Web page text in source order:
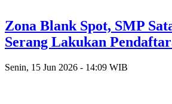
Zona Blank Spot, SMP
Serang Lakukan
Senin, 15 Jun 2026 - 14:09 WIB